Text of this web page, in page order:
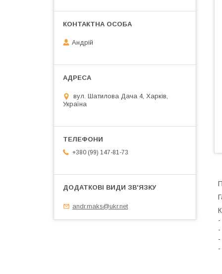
-
-
-
-
Андрій
вул. Шатилова Дача 4, Харків,
Україна
+380 (99) 147-81-73
andr.maks@ukr.net